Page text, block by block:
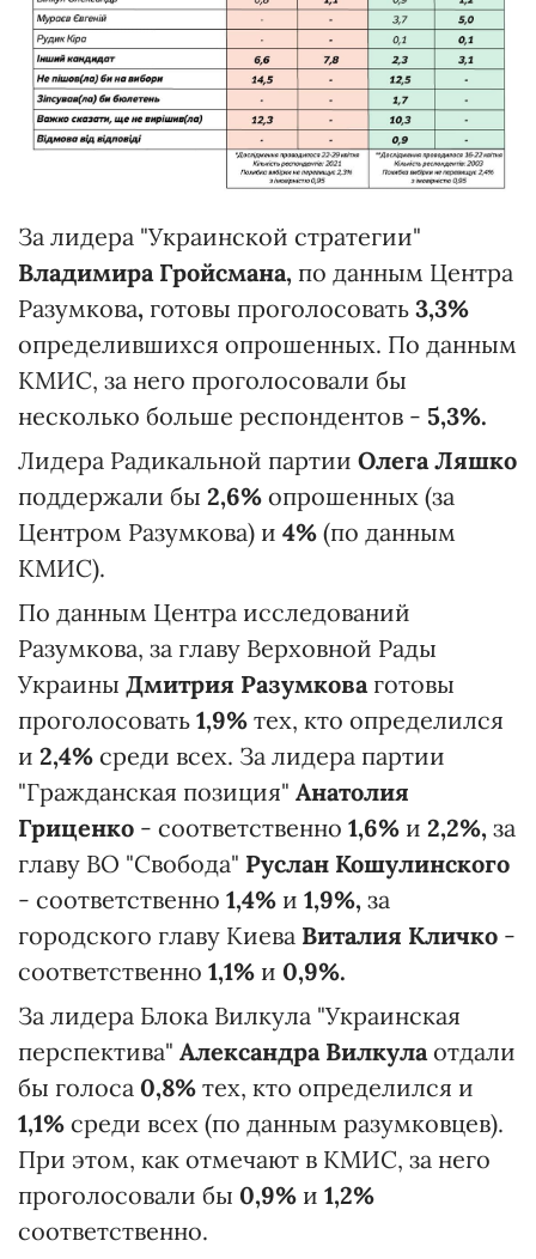
За лидера "Украинской стратегии"
Владимира Гройсмана, по данным Центра
Разумкова, готовы проголосовать 3,3%
определившихся опрошенных. По данным
КМИС, за него проголосовали бы
несколько больше респондентов - 5,3%.
Лидера Радикальной партии Олега Ляшко
поддержали бы 2,6% опрошенных (за
Центром Разумкова) и 4% (по данным
КМИС).
По данным Центра исследований
Разумкова, за главу Верховной Рады
Украины Дмитрия Разумковаготовы
проголосовать 1,9% тех, кто определился
и 2,4% среди всех. За лидера партии
"Гражданская позиция" Анатолия
Гриценко - соответственно 1,6% и 2,2%, за
главу ВО "Свобода" Руслан Кошулинского
- соответственно 1,4% и 1,9%, за
городского главу Киева Виталия Кличко -
соответственно 1,1% и 0,9%.
За лидера Блока Вилкула "Украинская
перспектива" Александра Вилкулаотдали
бы голоса 0,8% тех, кто определился и
1,1% среди всех (по данным разумковцев).
При этом, как отмечают в КМИС, за него
проголосовали бы 0,9% и 1,2%
соответственно.